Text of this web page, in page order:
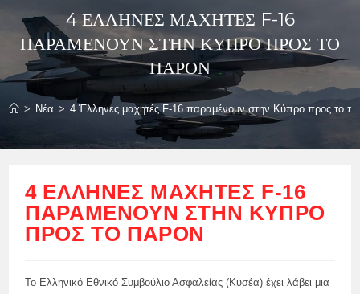
4 ΈΛΛΗΝΕΣ ΜΑΧΗΤΈΣ F-16
ΠΑΡΑΜΈΝΟΥΝ ΣΤΗΝ ΚΎΠΡΟ ΠΡΟΣ ΤΟ
ΠΑΡΌΝ
> Νέα > 4 Έλληνες μαχητές F-16 παραμένουν στην Κύπρο προς το
4 ΈΛΛΗΝΕΣ ΜΑΧΗΤΈΣ F-16
ΠΑΡΑΜΈΝΟΥΝ ΣΤΗΝ ΚΎΠΡΟ
ΠΡΟΣ ΤΟ ΠΑΡΌΝ
Το Ελληνικό Εθνικό Συμβούλιο Ασφαλείας (Κυσέα) έχει λάβει μια